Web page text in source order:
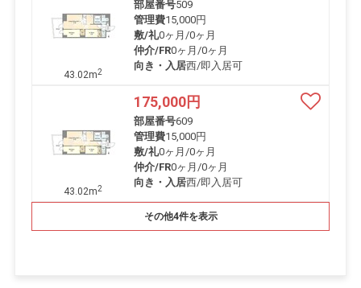
43.02m2
部屋番号509
管理費15,000円
敷/礼0ヶ月 /0ヶ月
仲介/FR0ヶ月 /0ヶ月
向き・入居西/即入居可
43.02m2
175,000円
部屋番号609
管理費15,000円
敷/礼0ヶ月 /0ヶ月
仲介/FR0ヶ月 /0ヶ月
向き・入居西/即入居可
その他4件を表示